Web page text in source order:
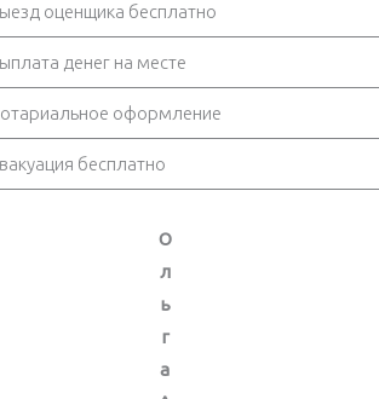
оценщика бесплатно
денег на месте
оформление
бесплатно
О
л
ь
г
а